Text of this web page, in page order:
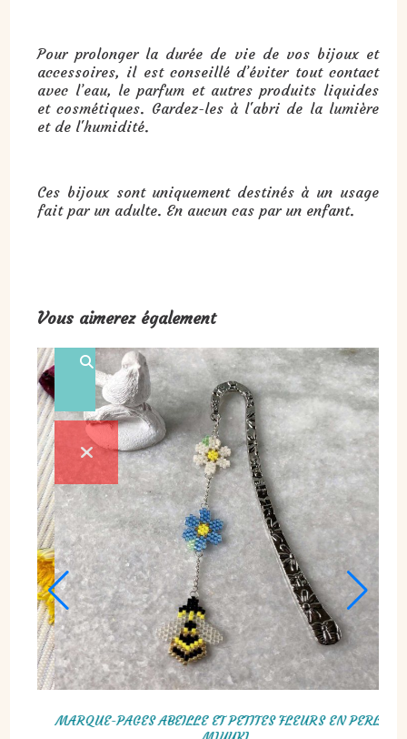
Pour prolonger la durée de vie de vos bijoux et
accessoires, il est conseillé d’éviter tout contact
avec l’eau, le parfum et autres produits liquides
et cosmétiques. Gardez-les à l'abri de la lumière
et de l'humidité.
Ces bijoux sont uniquement destinés à un usage
fait par un adulte. En aucun cas par un enfant.
Vous aimerez également
MARQUE-PAGES ELÉPHANT EN PERLES MIYUKI